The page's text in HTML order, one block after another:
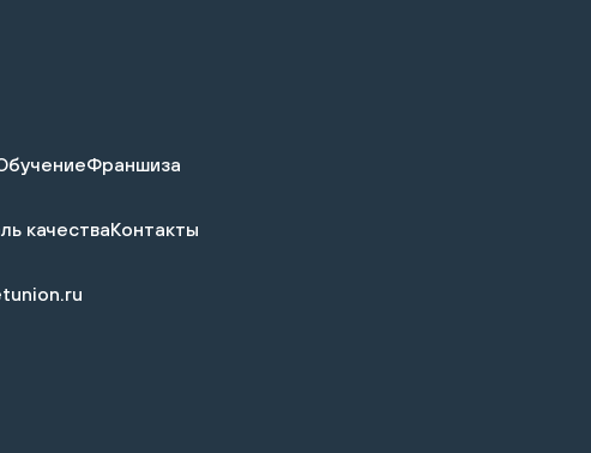
Франшиза
качестваКонтакты